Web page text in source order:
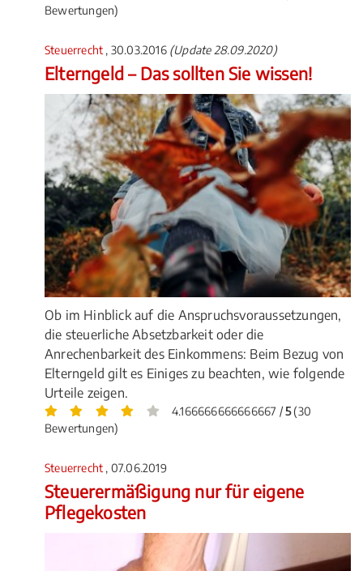
Bewertungen)
Steuerrecht , 30.03.2016 (Update 28.09.2020)
Elterngeld – Das sollten Sie wissen!
Ob im Hinblick auf die Anspruchsvoraussetzungen,
die steuerliche Absetzbarkeit oder die
Anrechenbarkeit des Einkommens: Beim Bezug von
Elterngeld gilt es Einiges zu beachten, wie folgende
Urteile zeigen.
4.166666666666667 /5(30
Bewertungen)
Steuerrecht , 07.06.2019
Steuerermäßigung nur für eigene
Pflegekosten